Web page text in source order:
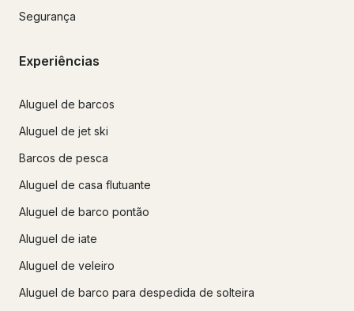
Segurança
Experiências
Aluguel de barcos
Aluguel de jet ski
Barcos de pesca
Aluguel de casa flutuante
Aluguel de barco pontão
Aluguel de iate
Aluguel de veleiro
Aluguel de barco para despedida de solteira